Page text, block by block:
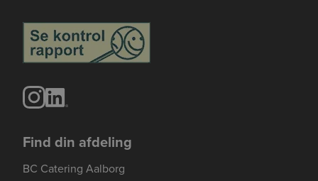
Find din afdeling
BC Catering Aalborg